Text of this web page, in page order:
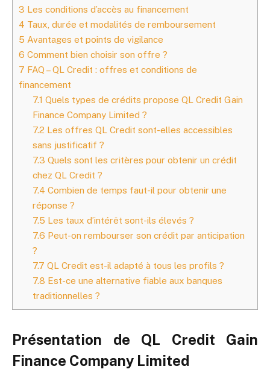
3 Les conditions d’accès au financement
4 Taux, durée et modalités de remboursement
5 Avantages et points de vigilance
6 Comment bien choisir son offre ?
7 FAQ – QL Credit : offres et conditions de
financement
7.1 Quels types de crédits propose QL Credit Gain
Finance Company Limited ?
7.2 Les offres QL Credit sont-elles accessibles
sans justificatif ?
7.3 Quels sont les critères pour obtenir un crédit
chez QL Credit ?
7.4 Combien de temps faut-il pour obtenir une
réponse ?
7.5 Les taux d’intérêt sont-ils élevés ?
7.6 Peut-on rembourser son crédit par anticipation
?
7.7 QL Credit est-il adapté à tous les profils ?
7.8 Est-ce une alternative fiable aux banques
traditionnelles ?
Présentation de QL Credit Gain
Finance Company Limited